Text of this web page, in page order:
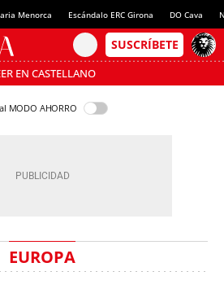
Menorca Escándalo ERC Girona DO Cava
EN CASTELLANO
MODO AHORRO
EUROPA